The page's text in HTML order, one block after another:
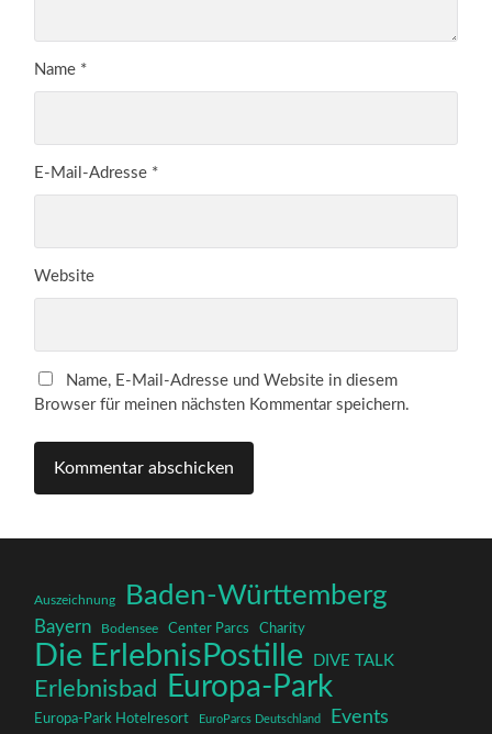
Name *
E-Mail-Adresse *
Website
Name, E-Mail-Adresse und Website in diesem
Browser für meinen nächsten Kommentar speichern.
Auszeichnung Baden-Württemberg
Bayern Bodensee Center Parcs Charity
Die ErlebnisPostille DIVE TALK
Erlebnisbad Europa-Park
Europa-Park Hotelresort EuroParcs Deutschland Events